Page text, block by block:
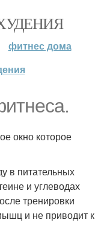
фитнес дома
окно которое
в питательных
и углеводах
тренировки
и не приводит к